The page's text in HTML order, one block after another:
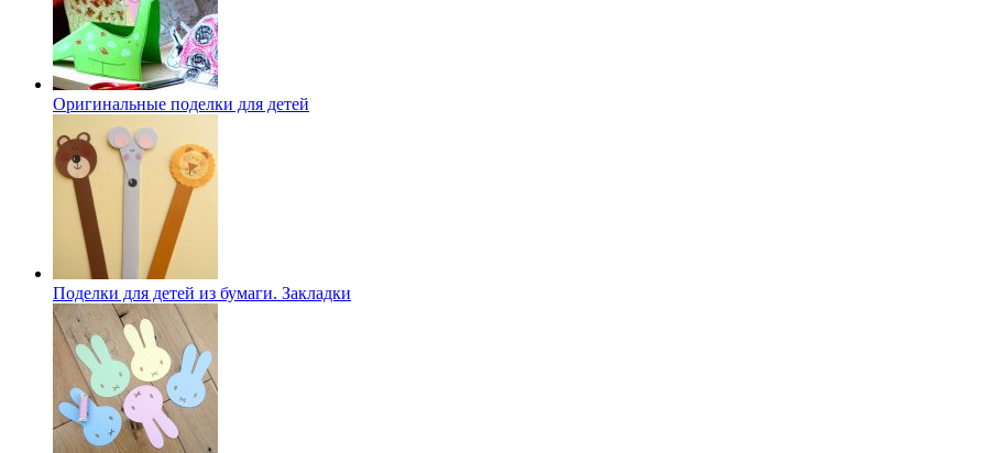
Оригинальные поделки для детей
Поделки для детей из бумаги. Закладки